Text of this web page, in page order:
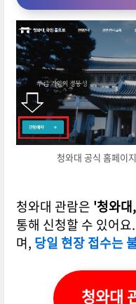
청와대 공식 홈페이
청와대 관람은 '청와대
통해 신청할 수 있어요.
며, 당일 현장 접수는
청와대